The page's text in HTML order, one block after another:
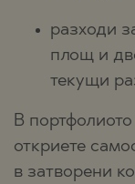
разходи
площ и
текущи
В
откриете
в затворени